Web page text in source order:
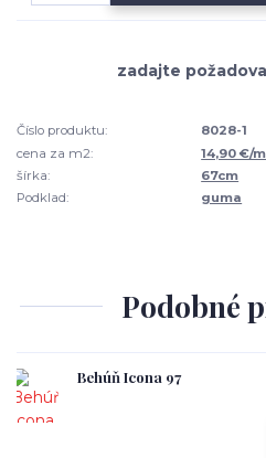
Číslo produktu:
8028-1
cena za m2:
14,90 €/
šírka:
67cm
Podklad:
guma
Podobné
Behúň Icona 97